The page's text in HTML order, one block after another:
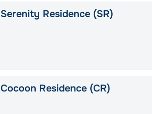
Serenity Residence (SR)
Cocoon Residence (CR)